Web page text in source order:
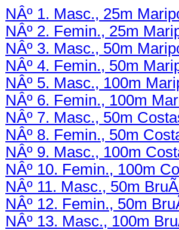
NÂº 1. Masc., 25m
NÂº 2. Femin., 25m
NÂº 3. Masc., 50m
NÂº 4. Femin., 50m
NÂº 5. Masc., 100m
NÂº 6. Femin., 100m
NÂº 7. Masc., 50m
NÂº 8. Femin., 50m
NÂº 9. Masc., 100m
NÂº 10. Femin., 100m
NÂº 11. Masc., 50m
NÂº 12. Femin., 50m
NÂº 13. Masc., 100m